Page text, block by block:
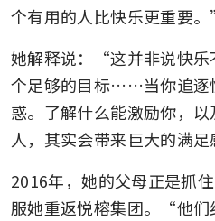
个有用的人比快乐更重要。”
她解释说：“这并非说快乐
个足够的目标……当你追逐
惑。了解什么能激励你，
人，其实会带来巨大的满足
2016年，她的父母正是抓
服她重返悦榕集团。“他们